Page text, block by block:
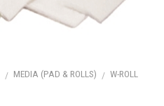
/ MEDIA (PAD & ROLLS) / W-ROLL